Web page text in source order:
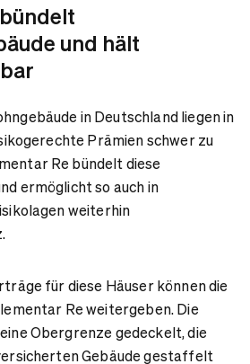
und hält
in Deutschland liegen in
Prämien schwer zu
Re bündelt diese
ermöglicht so auch in
weiterhin
für diese Häuser können die
Re weitergeben. Die
Obergrenze gedeckelt, die
Gebäude gestaffelt